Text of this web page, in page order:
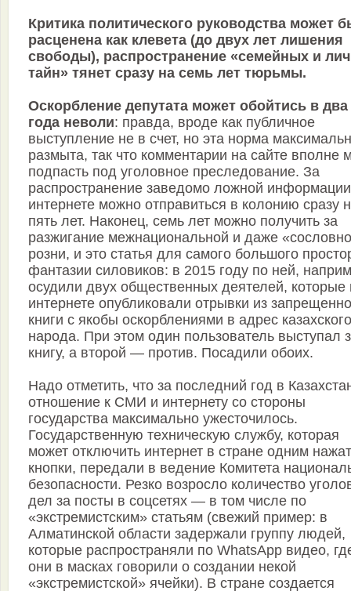
Критика политического руководства может
расценена как клевета (до двух лет лишения
свободы), распространение «семейных и
тайн» тянет сразу на семь лет тюрьмы.
Оскорбление депутата может обойтись в два
года неволи: правда, вроде как публичное
выступление не в счет, но эта норма
размыта, так что комментарии на сайте вполне
подпасть под уголовное преследование. За
распространение заведомо ложной
интернете можно отправиться в колонию сразу
пять лет. Наконец, семь лет можно получить за
разжигание межнациональной и даже
розни, и это статья для самого большого
фантазии силовиков: в 2015 году по ней,
осудили двух общественных деятелей, которые
интернете опубликовали отрывки из
книги с якобы оскорблениями в адрес казахского
народа. При этом один пользователь выступал
книгу, а второй — против. Посадили обоих.
Надо отметить, что за последний год в
отношение к СМИ и интернету со стороны
государства максимально ужесточилось.
Государственную техническую службу, которая
может отключить интернет в стране одним
кнопки, передали в ведение Комитета
безопасности. Резко возросло количество
дел за посты в соцсетях — в том числе по
«экстремистским» статьям (свежий пример: в
Алматинской области задержали группу людей,
которые распространяли по WhatsApp видео,
они в масках говорили о создании некой
«экстремистской» ячейки). В стране создается